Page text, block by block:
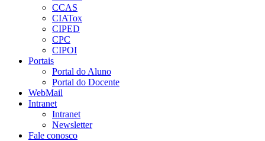
CCAS
CIATox
CIPED
CPC
CIPOI
Portais
Portal do Aluno
Portal do Docente
WebMail
Intranet
Intranet
Newsletter
Fale conosco